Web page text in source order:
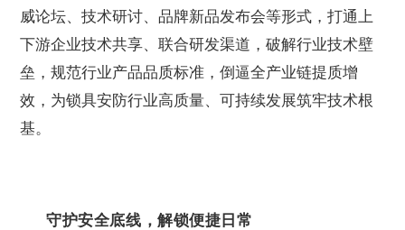
威论坛、技术研讨、品牌新品发布会等形式，打通上
下游企业技术共享、联合研发渠道，破解行业技术壁
垒，规范行业产品品质标准，倒逼全产业链提质增
效，为锁具安防行业高质量、可持续发展筑牢技术根
基。
守护安全底线，解锁便捷日常